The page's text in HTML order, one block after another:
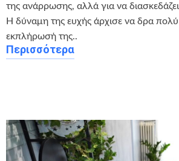
της ανάρρωσης, αλλά για να
Η δύναμη της ευχής άρχισε να δρα πολύ
εκπλήρωσή της..
Περισσότερα